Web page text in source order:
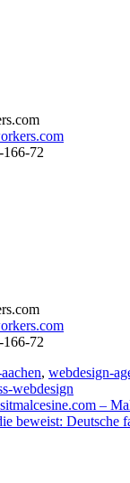
72
72
, webdesign-
webdesign
–
beweist: Deutsche